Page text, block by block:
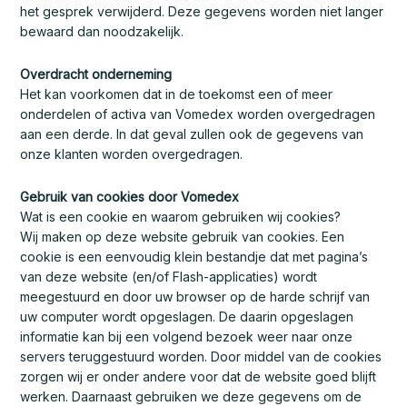
het gesprek verwijderd. Deze gegevens worden niet langer
bewaard dan noodzakelijk.
Overdracht onderneming
Het kan voorkomen dat in de toekomst een of meer
onderdelen of activa van Vomedex worden overgedragen
aan een derde. In dat geval zullen ook de gegevens van
onze klanten worden overgedragen.
Gebruik van cookies door Vomedex
Wat is een cookie en waarom gebruiken wij cookies?
Wij maken op deze website gebruik van cookies. Een
cookie is een eenvoudig klein bestandje dat met pagina’s
van deze website (en/of Flash-applicaties) wordt
meegestuurd en door uw browser op de harde schrijf van
uw computer wordt opgeslagen. De daarin opgeslagen
informatie kan bij een volgend bezoek weer naar onze
servers teruggestuurd worden. Door middel van de cookies
zorgen wij er onder andere voor dat de website goed blijft
werken. Daarnaast gebruiken we deze gegevens om de